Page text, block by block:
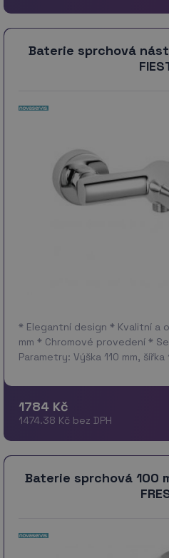
Baterie sprchová
* Elegantní design * Kvalitní a
mm * Chromové provedení *
Parametry: Výška 110 mm,
1784 Kč
1474.38 Kč bez DPH
Baterie sprchová 100